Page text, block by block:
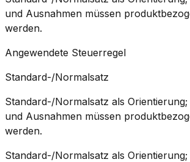
und Ausnahmen müssen
werden.
Angewendete Steuerregel
Standard-/Normalsatz
Standard-/Normalsatz als
und Ausnahmen müssen
werden.
Standard-/Normalsatz als